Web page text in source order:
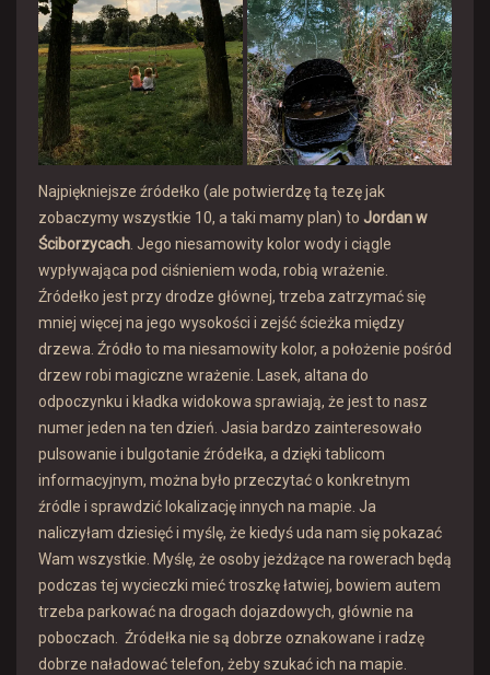
Najpiękniejsze źródełko (ale potwierdzę tą tezę jak
zobaczymy wszystkie 10, a taki mamy plan) to Jordan w
Ściborzycach. Jego niesamowity kolor wody i ciągle
wypływająca pod ciśnieniem woda, robią wrażenie.
Źródełko jest przy drodze głównej, trzeba zatrzymać się
mniej więcej na jego wysokości i zejść ścieżka między
drzewa. Źródło to ma niesamowity kolor, a położenie pośród
drzew robi magiczne wrażenie. Lasek, altana do
odpoczynku i kładka widokowa sprawiają, że jest to nasz
numer jeden na ten dzień. Jasia bardzo zainteresowało
pulsowanie i bulgotanie źródełka, a dzięki tablicom
informacyjnym, można było przeczytać o konkretnym
źródle i sprawdzić lokalizację innych na mapie. Ja
naliczyłam dziesięć i myślę, że kiedyś uda nam się pokazać
Wam wszystkie. Myślę, że osoby jeżdżące na rowerach będą
podczas tej wycieczki mieć troszkę łatwiej, bowiem autem
trzeba parkować na drogach dojazdowych, głównie na
poboczach. Źródełka nie są dobrze oznakowane i radzę
dobrze naładować telefon, żeby szukać ich na mapie.